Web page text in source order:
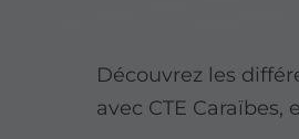
Découvrez les
avec CTE Caraïbes,